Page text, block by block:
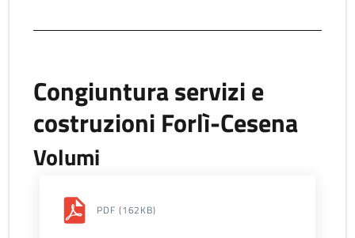
Congiuntura servizi e
costruzioni Forlì-Cesena
Volumi
PDF (162KB)